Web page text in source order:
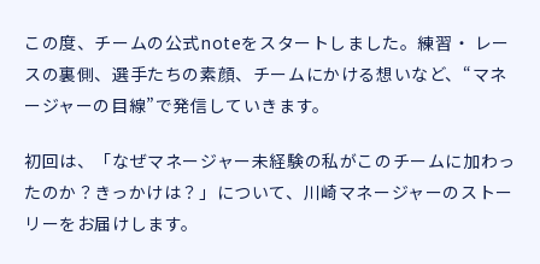
この度、チームの公式noteをスタートしました。練習・ レー
スの裏側、選手たちの素顔、チームにかける想いなど、“マネ
ージャーの目線”で発信していきます。
初回は、「なぜマネージャー未経験の私がこのチームに加わっ
たのか？きっかけは？」について、川崎マネージャーのストー
リーをお届けします。